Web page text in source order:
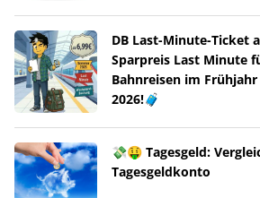
DB Last-Minute-Ticket
Sparpreis Last Minute
Bahnreisen im
2026!🧳
💸🤑 Tagesgeld:
Tagesgeldkonto